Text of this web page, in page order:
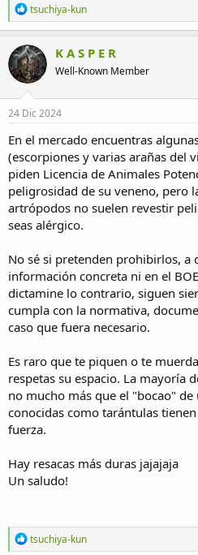
R
e
a
c
c
i
o
n
e
:
tsuchiya-kun
K A S P E R
Well-Known Member
24 Dic 2024
En el mercado encuentras
(escorpiones y varias arañas del
piden Licencia de Animales
peligrosidad de su veneno, pero
artrópodos no suelen revestir
seas alérgico.
No sé si pretenden prohibirlos, a
información concreta ni en el
dictamine lo contrario, siguen
cumpla con la normativa,
caso que fuera necesario.
Es raro que te piquen o te
respetas su espacio. La mayoría
no mucho más que el "bocao"
conocidas como tarántulas
fuerza.
Hay resacas más duras jajajaja
Un saludo!
R
e
tsuchiya-kun